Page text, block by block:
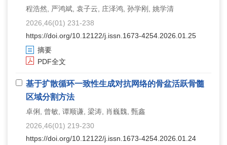
程浩然, 严鸿斌, 袁子云, 庄泽鸿, 孙学刚, 姚学清
2026,46(01) 231-238
https://doi.org/10.12122/j.issn.1673-4254.2026.01.25
摘要
PDF全文
基于扩散循环一致性生成对抗网络的骨盆活跃骨髓
区域分割方法
卓俐, 曾敏, 谭顺谦, 梁涛, 肖巍魏, 甄鑫
2026,46(01) 219-230
https://doi.org/10.12122/j.issn.1673-4254.2026.01.24